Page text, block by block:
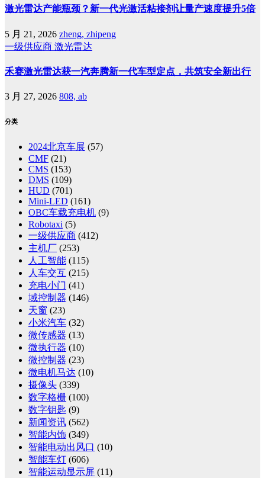
激光雷达产能瓶颈？新一代光激活粘接剂让量产速度提升5倍
5 月 21, 2026 zheng, zhipeng
一级供应商 激光雷达
禾赛激光雷达获一汽奔腾新一代车型定点，共筑安全新出行
3 月 27, 2026 808, ab
分类
2024北京车展 (57)
CMF (21)
CMS (153)
DMS (109)
HUD (701)
Mini-LED (161)
OBC车载充电机 (9)
Robotaxi (5)
一级供应商 (412)
主机厂 (253)
人工智能 (115)
人车交互 (215)
充电小门 (41)
域控制器 (146)
天窗 (23)
小米汽车 (32)
微传感器 (13)
微执行器 (10)
微控制器 (23)
微电机马达 (10)
摄像头 (339)
数字格栅 (100)
数字钥匙 (9)
新闻资讯 (562)
智能内饰 (349)
智能电动出风口 (10)
智能车灯 (606)
智能运动显示屏 (11)